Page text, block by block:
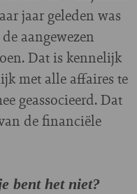
jaar geleden was
aangewezen
Dat is kennelijk
met alle affaires te
geassocieerd. Dat
de financiële
bent het niet?